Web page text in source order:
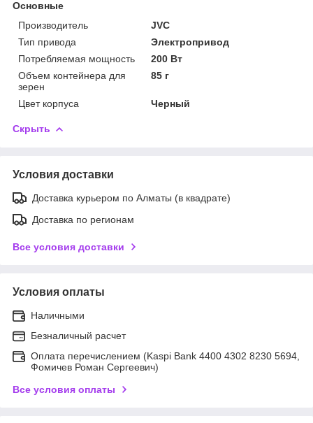
Основные
Производитель
JVC
Тип привода
Электропривод
Потребляемая мощность
200 Вт
Объем контейнера для
зерен
85 г
Цвет корпуса Черный
Скрыть
Условия доставки
Доставка курьером по Алматы (в квадрате)
Доставка по регионам
Все условия доставки
Условия оплаты
Наличными
Безналичный расчет
Оплата перечислением (Kaspi Bank 4400 4302 8230 5694,
Фомичев Роман Сергеевич)
Все условия оплаты